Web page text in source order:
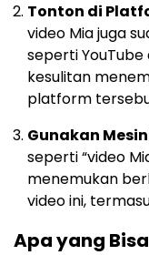
Tonton di
video Mia juga
seperti
kesulitan
platform
Gunakan
seperti “video
menemukan
video ini,
Apa yang